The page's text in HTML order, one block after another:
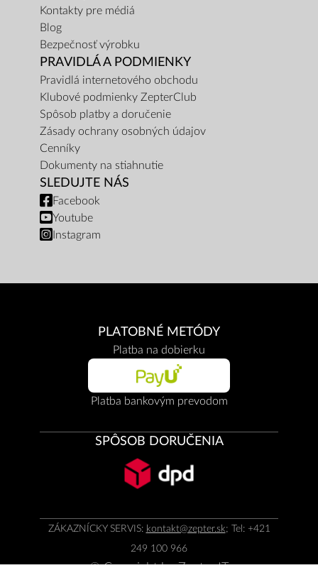
Kontakty pre médiá
Blog
Bezpečnosť výrobku
PRAVIDLÁ A PODMIENKY
Pravidlá internetového obchodu
Klubové podmienky ZepterClub
Spôsob platby a doručenie
Zásady ochrany osobných údajov
Cenníky
Dokumenty na stiahnutie
SLEDUJTE NÁS
Facebook
Youtube
Instagram
PLATOBNÉ METÓDY
Platba na dobierku
Platba bankovým prevodom
SPÔSOB DORUČENIA
ZÁKAZNÍCKY SERVIS: kontakt@zepter.sk; Tel: +421
249 100 966
© Copyright byZepter IT